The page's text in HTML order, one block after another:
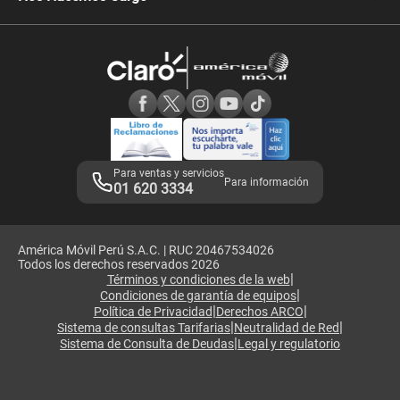
Comprobantes electrónicos
Consulta de IMEI
Consulta de reclamos
Adquirientes iPhone 6, 6S y SE
Mensaje de Seguridad
Términos y Condiciones de Tienda Claro
Libro de Reclamaciones
Legales de marketplace
Para ventas y servicios
01 620 3334 Para información
América Móvil Perú S.A.C. | RUC 20467534026
Todos los derechos reservados 2026
Términos y condiciones de la web|
Condiciones de garantía de equipos|
Política de Privacidad|Derechos ARCO|
Sistema de consultas Tarifarias|Neutralidad de Red|
Sistema de Consulta de Deudas|Legal y regulatorio